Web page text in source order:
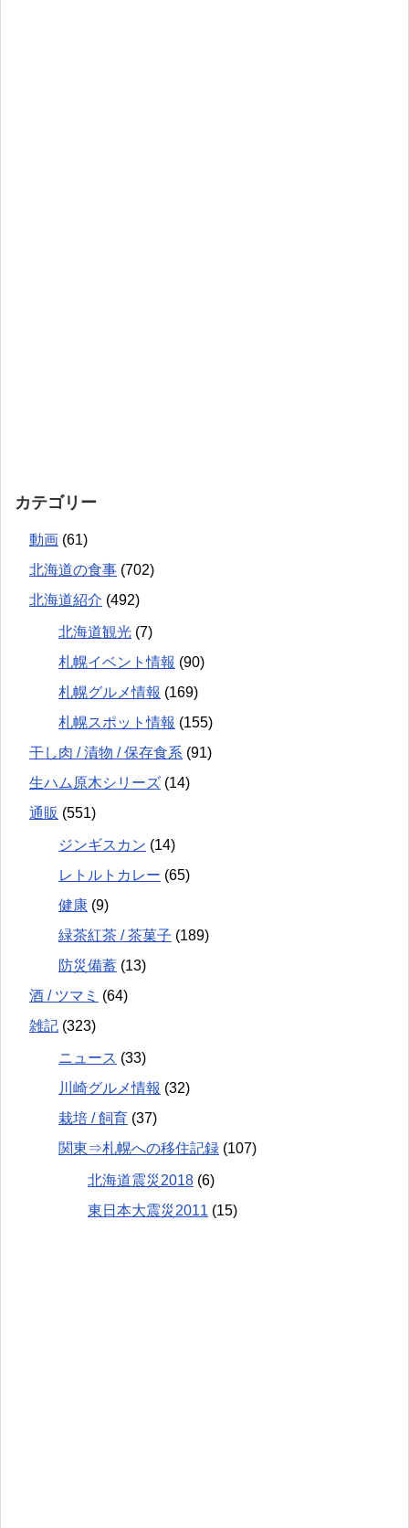
カテゴリー
動画 (61)
北海道の食事 (702)
北海道紹介 (492)
北海道観光 (7)
札幌イベント情報 (90)
札幌グルメ情報 (169)
札幌スポット情報 (155)
干し肉 / 漬物 / 保存食系 (91)
生ハム原木シリーズ (14)
通販 (551)
ジンギスカン (14)
レトルトカレー (65)
健康 (9)
緑茶紅茶 / 茶菓子 (189)
防災備蓄 (13)
酒 / ツマミ (64)
雑記 (323)
ニュース (33)
川崎グルメ情報 (32)
栽培 / 飼育 (37)
関東⇒札幌への移住記録 (107)
北海道震災2018 (6)
東日本大震災2011 (15)